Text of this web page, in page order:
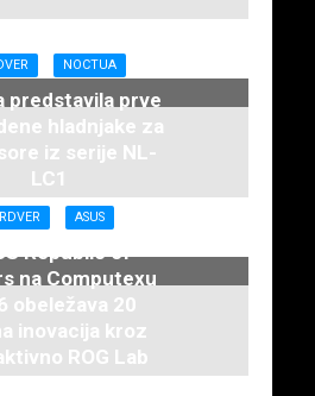
NOCTUA
predstavila prve
hladnjake za
iz serije NL-
LC1
16. juna 2026.
ASUS
Republic of
na Computexu
obeležava 20
inovacija kroz
ROG Lab
iskustvo